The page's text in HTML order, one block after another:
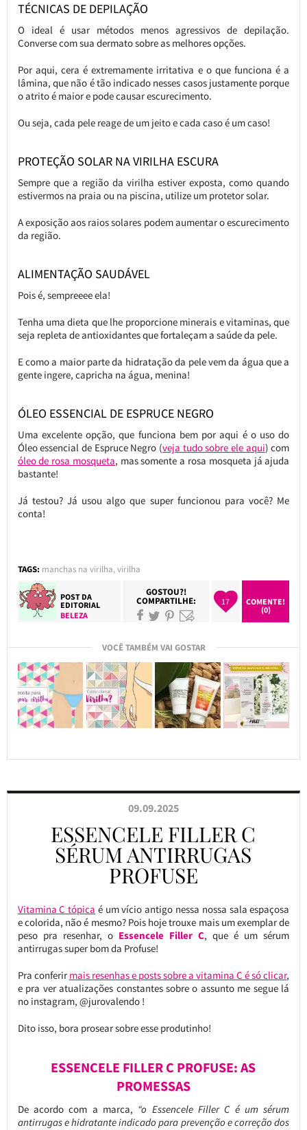
TÉCNICAS DE DEPILAÇÃO
O ideal é usar métodos menos agressivos de depilação.
Converse com sua dermato sobre as melhores opções.
Por aqui, cera é extremamente irritativa e o que funciona é a
lâmina, que não é tão indicado nesses casos justamente porque
o atrito é maior e pode causar escurecimento.
Ou seja, cada pele reage de um jeito e cada caso é um caso!
PROTEÇÃO SOLAR NA VIRILHA ESCURA
Sempre que a região da virilha estiver exposta, como quando
estivermos na praia ou na piscina, utilize um protetor solar.
A exposição aos raios solares podem aumentar o escurecimento
da região.
ALIMENTAÇÃO SAUDÁVEL
Pois é, sempreeee ela!
Tenha uma dieta que lhe proporcione minerais e vitaminas, que
seja repleta de antioxidantes que fortaleçam a saúde da pele.
E como a maior parte da hidratação da pele vem da água que a
gente ingere, capricha na água, menina!
ÓLEO ESSENCIAL DE ESPRUCE NEGRO
Uma excelente opção, que funciona bem por aqui é o uso do
Óleo essencial de Espruce Negro (veja tudo sobre ele aqui) com
óleo de rosa mosqueta, mas somente a rosa mosqueta já ajuda
bastante!
Já testou? Já usou algo que super funcionou para você? Me
conta!
TAGS: manchas na virilha,virilha
POST DA
EDITORIAL
BELEZA
GOSTOU?!
COMPARTILHE: 17
COMENTE!
(0)
VOCÊ TAMBÉM VAI GOSTAR
09.09.2025
ESSENCELE FILLER C
SÉRUM ANTIRRUGAS
PROFUSE
Vitamina C tópica é um vício antigo nessa nossa sala espaçosa
e colorida, não é mesmo? Pois hoje trouxe mais um exemplar de
peso pra resenhar, o Essencele Filler C, que é um sérum
antirrugas super bom da Profuse!
Pra conferir mais resenhas e posts sobre a vitamina C é só clicar,
e pra ver atualizações constantes sobre o assunto me segue lá
no instagram, @jurovalendo !
Dito isso, bora prosear sobre esse produtinho!
ESSENCELE FILLER C PROFUSE: AS
PROMESSAS
De acordo com a marca, “o Essencele Filler C é um sérum
antirrugas e hidratante indicado para prevenção e correção dos